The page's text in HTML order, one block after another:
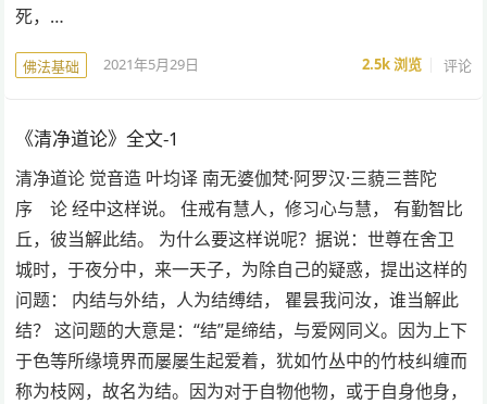
死，…
佛法基础 2021年5月29日 2.5k浏览 评论
《清净道论》全文-1
清净道论 觉音造 叶均译 南无婆伽梵·阿罗汉·三藐三菩陀
序 论 经中这样说。 住戒有慧人，修习心与慧， 有勤智比
丘，彼当解此结。 为什么要这样说呢？据说：世尊在舍卫
城时，于夜分中，来一天子，为除自己的疑惑，提出这样的
问题： 内结与外结，人为结缚结， 瞿昙我问汝，谁当解此
结？ 这问题的大意是：“结”是缔结，与爱网同义。因为上下
于色等所缘境界而屡屡生起爱着，犹如竹丛中的竹枝纠缠而
称为枝网，故名为结。因为对于自物他物，或于自身他身，